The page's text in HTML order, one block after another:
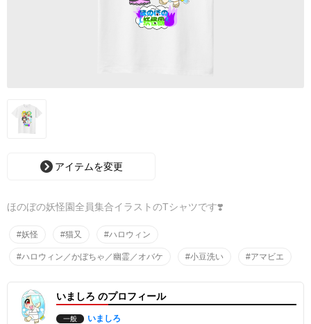
アイテムを変更
ほのぼの妖怪園全員集合イラストのTシャツです❣️
#妖怪 #猫又 #ハロウィン
#ハロウィン／かぼちゃ／幽霊／オバケ #小豆洗い #アマビエ
いましろ のプロフィール
一般 いましろ